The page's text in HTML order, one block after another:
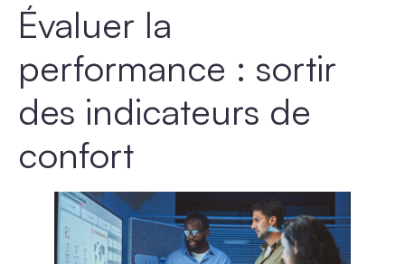
Évaluer la
performance : sortir
des indicateurs de
confort